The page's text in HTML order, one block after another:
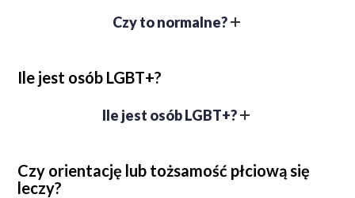
Czy to normalne?
Każdaorientacja jest
i biseksualnych jest mniej niż
Ile jest osób LGBT+?
Ile jest osób LGBT+?
Z badań wynika, że w każdym
Czy orientację lub tożsamość płciową się
leczy?